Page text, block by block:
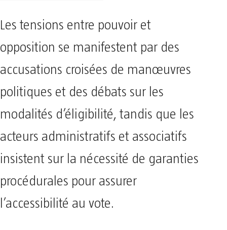
Les tensions entre pouvoir et
opposition se manifestent par des
accusations croisées de manœuvres
politiques et des débats sur les
modalités d’éligibilité, tandis que les
acteurs administratifs et associatifs
insistent sur la nécessité de garanties
procédurales pour assurer
l’accessibilité au vote.